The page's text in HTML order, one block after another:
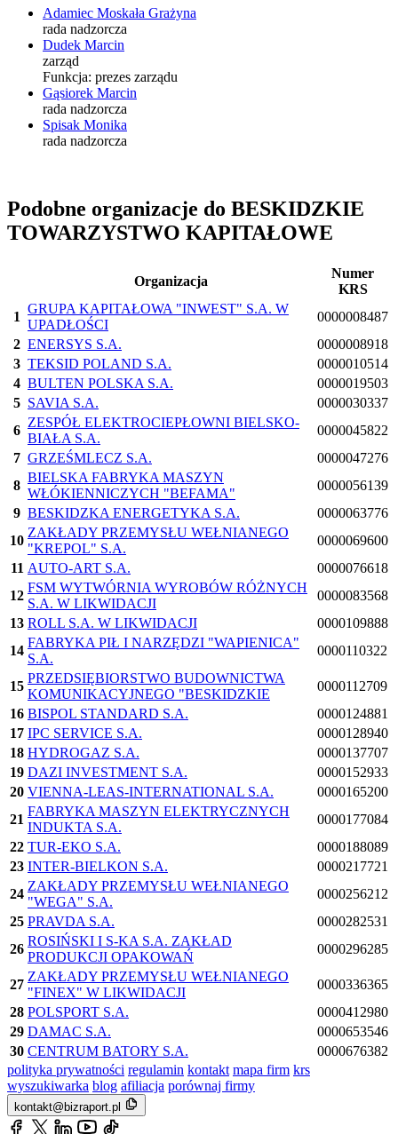
Adamiec Moskała Grażyna
rada nadzorcza
Dudek Marcin
zarząd
Funkcja: prezes zarządu
Gąsiorek Marcin
rada nadzorcza
Spisak Monika
rada nadzorcza
Podobne organizacje do BESKIDZKIE
TOWARZYSTWO KAPITAŁOWE
Organizacja
Numer
KRS
1
GRUPA KAPITAŁOWA "INWEST" S.A. W
UPADŁOŚCI
0000008487
2 ENERSYS S.A.
0000008918
3 TEKSID POLAND S.A.
0000010514
4 BULTEN POLSKA S.A.
0000019503
5 SAVIA S.A.
0000030337
6
ZESPÓŁ ELEKTROCIEPŁOWNI BIELSKO-
BIAŁA S.A.
0000045822
7 GRZEŚMLECZ S.A.
0000047276
8
BIELSKA FABRYKA MASZYN
WŁÓKIENNICZYCH "BEFAMA"
0000056139
9 BESKIDZKA ENERGETYKA S.A.
0000063776
10
ZAKŁADY PRZEMYSŁU WEŁNIANEGO
"KREPOL" S.A.
0000069600
11 AUTO-ART S.A.
0000076618
12
FSM WYTWÓRNIA WYROBÓW RÓŻNYCH
S.A. W LIKWIDACJI
0000083568
13 ROLL S.A. W LIKWIDACJI
0000109888
14
FABRYKA PIŁ I NARZĘDZI "WAPIENICA"
S.A.
0000110322
15
PRZEDSIĘBIORSTWO BUDOWNICTWA
KOMUNIKACYJNEGO "BESKIDZKIE
0000112709
16 BISPOL STANDARD S.A.
0000124881
17 IPC SERVICE S.A.
0000128940
18 HYDROGAZ S.A.
0000137707
19 DAZI INVESTMENT S.A.
0000152933
20 VIENNA-LEAS-INTERNATIONAL S.A.
0000165200
21
FABRYKA MASZYN ELEKTRYCZNYCH
INDUKTA S.A.
0000177084
22 TUR-EKO S.A.
0000188089
23 INTER-BIELKON S.A.
0000217721
24
ZAKŁADY PRZEMYSŁU WEŁNIANEGO
"WEGA" S.A.
0000256212
25 PRAVDA S.A.
0000282531
26
ROSIŃSKI I S-KA S.A. ZAKŁAD
PRODUKCJI OPAKOWAŃ
0000296285
27
ZAKŁADY PRZEMYSŁU WEŁNIANEGO
"FINEX" W LIKWIDACJI
0000336365
28 POLSPORT S.A.
0000412980
29 DAMAC S.A.
0000653546
30 CENTRUM BATORY S.A.
0000676382
polityka prywatności regulamin kontakt mapa firm krs
wyszukiwarka blog afiliacja porównaj firmy
kontakt@bizraport.pl